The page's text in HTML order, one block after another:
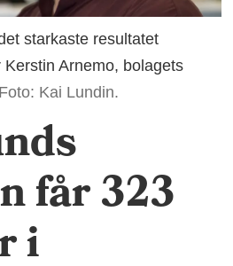
starkaste resultatet
Arnemo, bolagets
Foto: Kai Lundin.
får 323
i